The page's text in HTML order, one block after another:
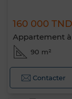
160 000 TND
Appartement
90 m²
Contacter